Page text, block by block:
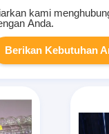
kami
Anda.
Berikan Kebutuhan